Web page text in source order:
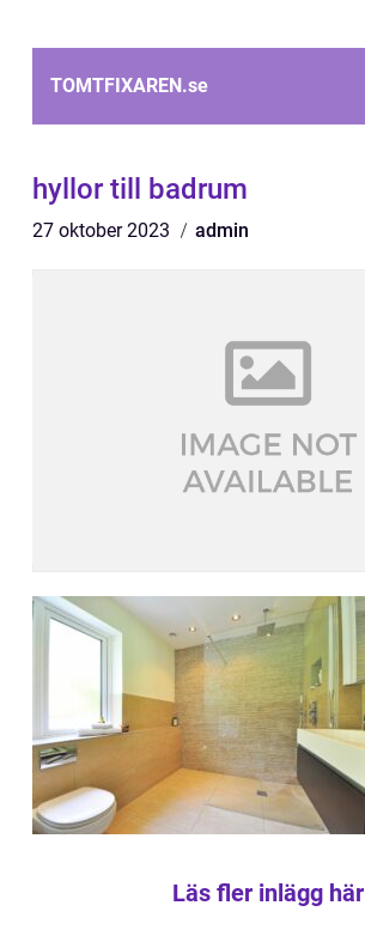
TOMTFIXAREN.se
hyllor till badrum
27 oktober 2023 admin
Läs fler inlägg här